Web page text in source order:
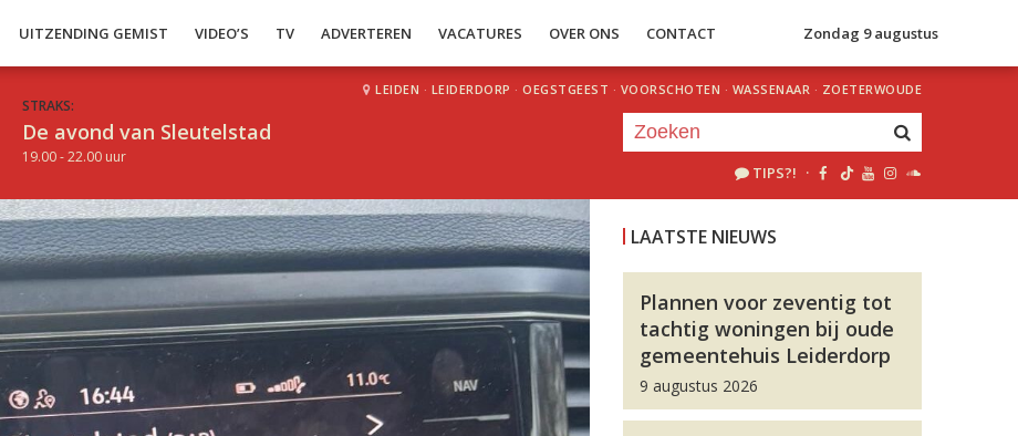
UITZENDING GEMIST VIDEO’S TV ADVERTEREN VACATURES OVER ONS CONTACT Zondag 9 augustus
STRAKS:
De avond van Sleutelstad
19.00 - 22.00 uur
LEIDEN · LEIDERDORP · OEGSTGEEST · VOORSCHOTEN · WASSENAAR · ZOETERWOUDE
TIPS?! ·
LAATSTE NIEUWS
Plannen voor zeventig tot
tachtig woningen bij oude
gemeentehuis Leiderdorp
9 augustus 2026